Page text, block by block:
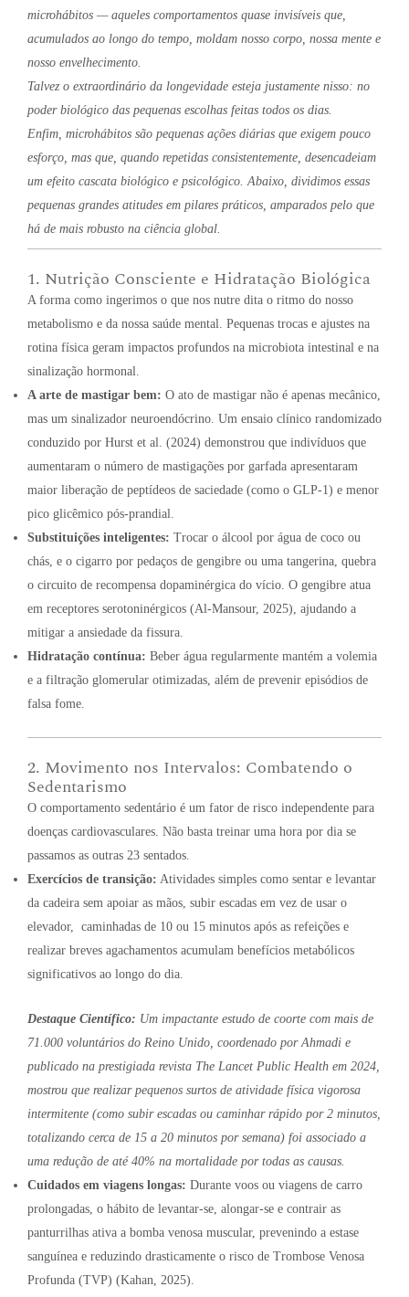
microhábitos — aqueles comportamentos quase invisíveis que,
acumulados ao longo do tempo, moldam nosso corpo, nossa mente e
nosso envelhecimento.
Talvez o extraordinário da longevidade esteja justamente nisso: no
poder biológico das pequenas escolhas feitas todos os dias.
Enfim, microhábitos são pequenas ações diárias que exigem pouco
esforço, mas que, quando repetidas consistentemente, desencadeiam
um efeito cascata biológico e psicológico. Abaixo, dividimos essas
pequenas grandes atitudes em pilares práticos, amparados pelo que
há de mais robusto na ciência global.
1. Nutrição Consciente e Hidratação Biológica
A forma como ingerimos o que nos nutre dita o ritmo do nosso
metabolismo e da nossa saúde mental. Pequenas trocas e ajustes na
rotina física geram impactos profundos na microbiota intestinal e na
sinalização hormonal.
A arte de mastigar bem: O ato de mastigar não é apenas mecânico,
mas um sinalizador neuroendócrino. Um ensaio clínico randomizado
conduzido por Hurst et al. (2024) demonstrou que indivíduos que
aumentaram o número de mastigações por garfada apresentaram
maior liberação de peptídeos de saciedade (como o GLP-1) e menor
pico glicêmico pós-prandial.
Substituições inteligentes: Trocar o álcool por água de coco ou
chás, e o cigarro por pedaços de gengibre ou uma tangerina, quebra
o circuito de recompensa dopaminérgica do vício. O gengibre atua
em receptores serotoninérgicos (Al-Mansour, 2025), ajudando a
mitigar a ansiedade da fissura.
Hidratação contínua: Beber água regularmente mantém a volemia
e a filtração glomerular otimizadas, além de prevenir episódios de
falsa fome.
2. Movimento nos Intervalos: Combatendo o
Sedentarismo
O comportamento sedentário é um fator de risco independente para
doenças cardiovasculares. Não basta treinar uma hora por dia se
passamos as outras 23 sentados.
Exercícios de transição: Atividades simples como sentar e levantar
da cadeira sem apoiar as mãos, subir escadas em vez de usar o
elevador, caminhadas de 10 ou 15 minutos após as refeições e
realizar breves agachamentos acumulam benefícios metabólicos
significativos ao longo do dia.
Destaque Científico: Um impactante estudo de coorte com mais de
71.000 voluntários do Reino Unido, coordenado por Ahmadi e
publicado na prestigiada revista The Lancet Public Health em 2024,
mostrou que realizar pequenos surtos de atividade física vigorosa
intermitente (como subir escadas ou caminhar rápido por 2 minutos,
totalizando cerca de 15 a 20 minutos por semana) foi associado a
uma redução de até 40% na mortalidade por todas as causas.
Cuidados em viagens longas: Durante voos ou viagens de carro
prolongadas, o hábito de levantar-se, alongar-se e contrair as
panturrilhas ativa a bomba venosa muscular, prevenindo a estase
sanguínea e reduzindo drasticamente o risco de Trombose Venosa
Profunda (TVP) (Kahan, 2025).